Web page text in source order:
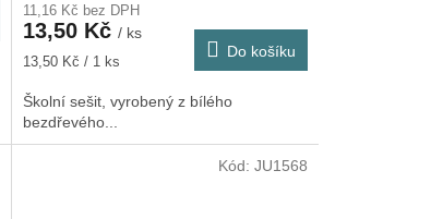
11,16 Kč bez DPH
13,50 Kč / ks
Měrná
13,50 Kč / 1 ks
Do košíku
Školní sešit, vyrobený z bílého
bezdřevého...
Kód: JU1568